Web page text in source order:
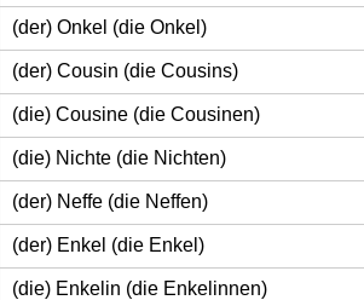
(der) Onkel (die Onkel)
(der) Cousin (die Cousins)
(die) Cousine (die Cousinen)
(die) Nichte (die Nichten)
(der) Neffe (die Neffen)
(der) Enkel (die Enkel)
(die) Enkelin (die Enkelinnen)